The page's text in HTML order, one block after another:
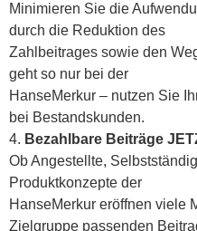
Minimieren Sie die
durch die Reduktion des
Zahlbeitrages sowie den
geht so nur bei der
HanseMerkur – nutzen Sie
bei Bestandskunden.
Bezahlbare Beiträge
Ob Angestellte,
Produktkonzepte der
HanseMerkur eröffnen viele
Zielgruppe passenden